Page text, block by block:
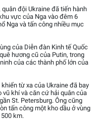
đội Ukraine đã tiến hành
vực của Nga vào đêm 6
Nga và tấn công nhiều mục
của Diễn đàn Kinh tế Quốc
hương cũ của Putin, trong
của các thành phố lớn của
từ xa của Ukraine đã bay
vũ khí và căn cứ hải quân của
St. Petersburg. Ông cũng
tấn công một kho dầu ở vùng
km.